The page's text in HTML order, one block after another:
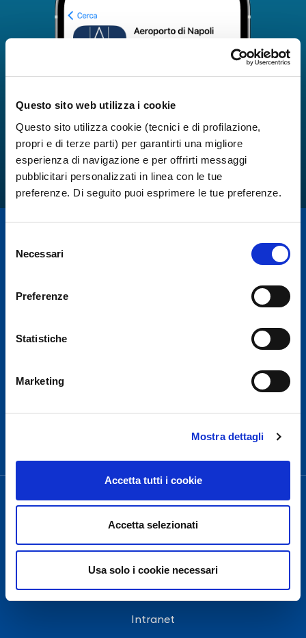
Questo sito web utilizza i cookie
Questo sito utilizza cookie (tecnici e di profilazione,
propri e di terze parti) per garantirti una migliore
esperienza di navigazione e per offrirti messaggi
pubblicitari personalizzati in linea con le tue
preferenze. Di seguito puoi esprimere le tue preferenze.
delNecessari
Preferenze
Statistiche
Marketing
Mostra dettagli
Accetta tutti i cookie
Accetta selezionati
Usa solo i cookie necessari
For security reasons and in accordance with E.N.A.C.
Airport is closed from 10.30pm to 3.30am, except for
Transparency
Intranet